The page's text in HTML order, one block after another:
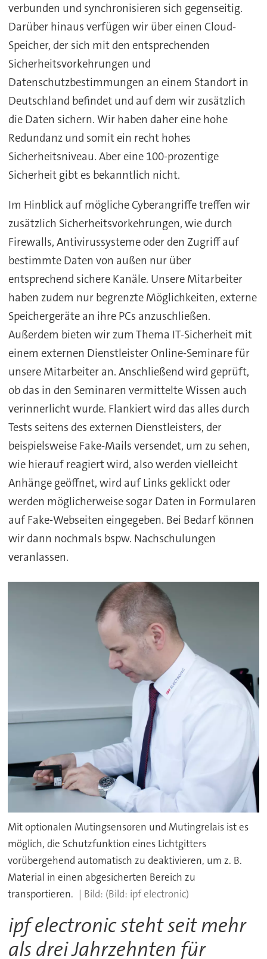
verbunden und synchronisieren sich gegenseitig.
Darüber hinaus verfügen wir über einen Cloud-
Speicher, der sich mit den entsprechenden
Sicherheitsvorkehrungen und
Datenschutzbestimmungen an einem Standort in
Deutschland befindet und auf dem wir zusätzlich
die Daten sichern. Wir haben daher eine hohe
Redundanz und somit ein recht hohes
Sicherheitsniveau. Aber eine 100-prozentige
Sicherheit gibt es bekanntlich nicht.
Im Hinblick auf mögliche Cyberangriffe treffen wir
zusätzlich Sicherheitsvorkehrungen, wie durch
Firewalls, Antivirussysteme oder den Zugriff auf
bestimmte Daten von außen nur über
entsprechend sichere Kanäle. Unsere Mitarbeiter
haben zudem nur begrenzte Möglichkeiten, externe
Speichergeräte an ihre PCs anzuschließen.
Außerdem bieten wir zum Thema IT-Sicherheit mit
einem externen Dienstleister Online-Seminare für
unsere Mitarbeiter an. Anschließend wird geprüft,
ob das in den Seminaren vermittelte Wissen auch
verinnerlicht wurde. Flankiert wird das alles durch
Tests seitens des externen Dienstleisters, der
beispielsweise Fake-Mails versendet, um zu sehen,
wie hierauf reagiert wird, also werden vielleicht
Anhänge geöffnet, wird auf Links geklickt oder
werden möglicherweise sogar Daten in Formularen
auf Fake-Webseiten eingegeben. Bei Bedarf können
wir dann nochmals bspw. Nachschulungen
veranlassen.
Mit optionalen Mutingsensoren und Mutingrelais ist es
möglich, die Schutzfunktion eines Lichtgitters
vorübergehend automatisch zu deaktivieren, um z. B.
Material in einen abgesicherten Bereich zu
transportieren.
(Bild: ipf electronic)
ipf electronic steht seit mehr
als drei Jahrzehnten für